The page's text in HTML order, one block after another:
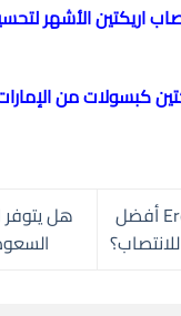
اريكتين الأشهر
كبسولات من
لماذا ايريكتين ®Erectin أفضل
هل